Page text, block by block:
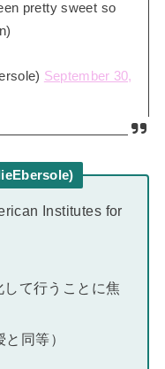
pretty sweet so
September 30,
Institutes for
して行うことに焦
同等）